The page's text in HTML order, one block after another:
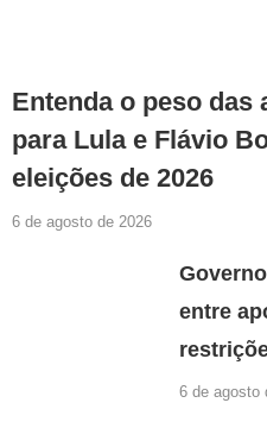
Entenda o peso
para Lula e Flávio
eleições de 2026
6 de agosto de 2026
entre
6 de agosto